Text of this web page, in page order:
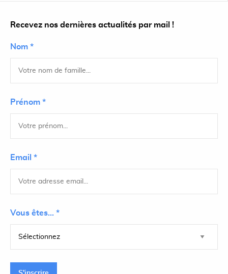
Recevez nos dernières actualités par mail !
Nom *
Prénom *
Email *
Vous êtes... *